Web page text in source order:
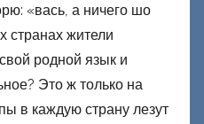
«вась, а ничего шо
странах жители
родной язык и
Это ж только на
в каждую страну лезут